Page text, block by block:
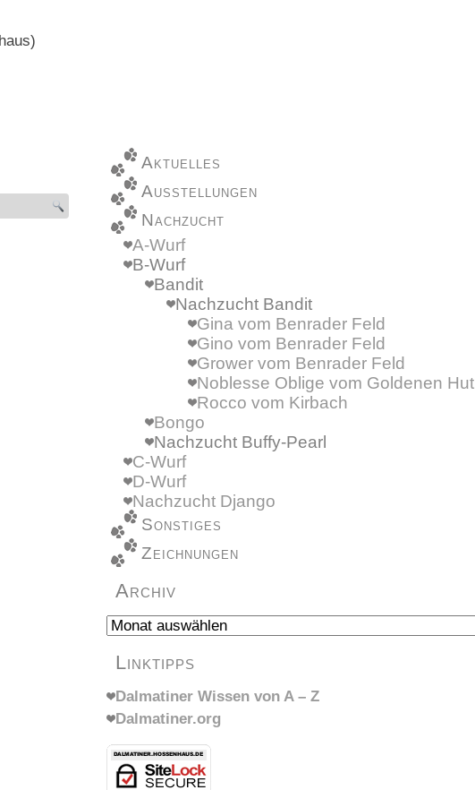
Aktuelles
Ausstellungen
Nachzucht
A-Wurf
B-Wurf
Bandit
Nachzucht Bandit
Gina vom Benrader Feld
Gino vom Benrader Feld
Grower vom Benrader Feld
Noblesse Oblige vom Goldenen Hut
Rocco vom Kirbach
Bongo
Nachzucht Buffy-Pearl
C-Wurf
D-Wurf
Nachzucht Django
Sonstiges
Zeichnungen
Archiv
Archiv
Linktipps
Dalmatiner Wissen von A – Z
Dalmatiner.org